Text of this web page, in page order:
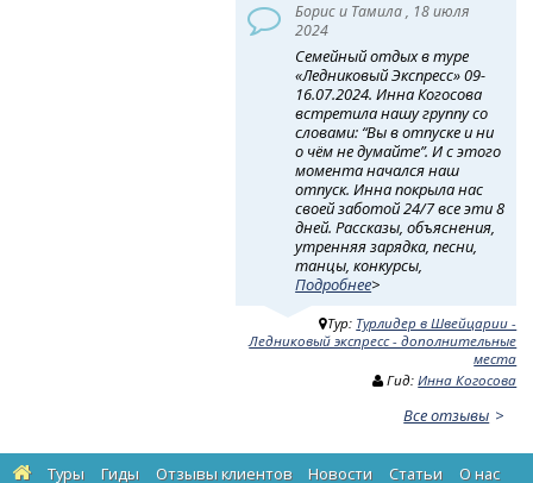
Борис и Тамила , 18 июля
2024
Семейный отдых в туре
«Ледниковый Экспресс» 09-
16.07.2024. Инна Когосова
встретила нашу группу со
словами: “Вы в отпуске и ни
о чём не думайте”. И с этого
момента начался наш
отпуск. Инна покрыла нас
своей заботой 24/7 все эти 8
дней. Рассказы, объяснения,
утренняя зарядка, песни,
танцы, конкурсы,
Подробнее>
Тур: Турлидер в Швейцарии -
Ледниковый экспресс - дополнительные
места
Гид:Инна Когосова
Все отзывы
Туры Гиды Отзывы клиентов Новости Статьи О нас